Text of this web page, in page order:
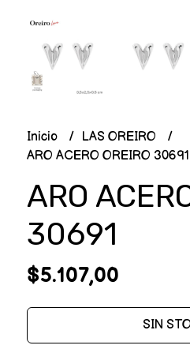
Inicio
LAS OREIRO
ARO ACERO OREIRO 30691
ARO
30691
$5.107,00
SIN